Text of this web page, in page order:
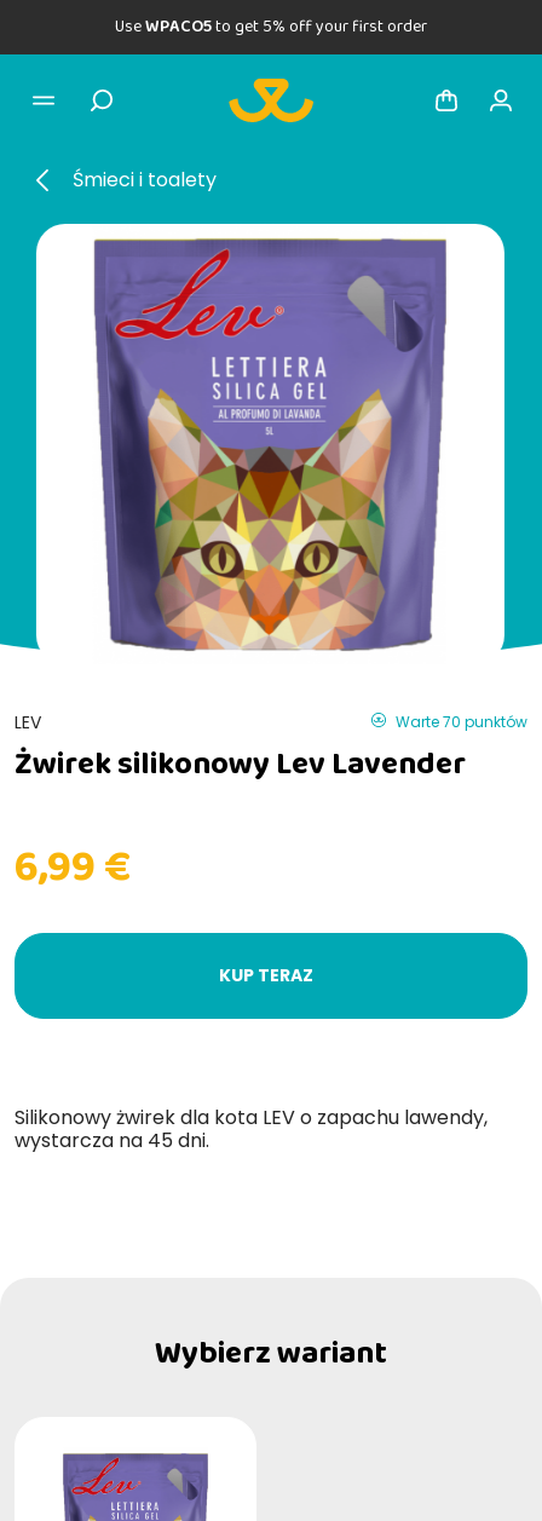
UseWPACO5to get 5% off your first order
Śmieci i toalety
LEV Warte 70 punktów
Żwirek silikonowy Lev Lavender
6,99 €
KUP TERAZ
Silikonowy żwirek dla kota LEV o zapachu lawendy,
wystarcza na 45 dni.
Wybierz wariant